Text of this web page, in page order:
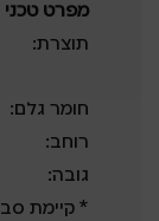
מפרט טכני
תוצרת:
חומר גלם:
רוחב:
גובה:
* קיימת